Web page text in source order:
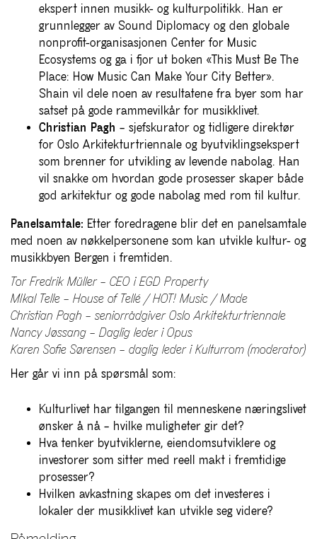
ekspert innen musikk- og kulturpolitikk. Han er
grunnlegger av Sound Diplomacy og den globale
nonprofit-organisasjonen Center for Music
Ecosystems og ga i fjor ut boken «This Must Be The
Place: How Music Can Make Your City Better».
Shain vil dele noen av resultatene fra byer som har
satset på gode rammevilkår for musikklivet.
Christian Pagh – sjefskurator og tidligere direktør
for Oslo Arkitekturtriennale og byutviklingsekspert
som brenner for utvikling av levende nabolag. Han
vil snakke om hvordan gode prosesser skaper både
god arkitektur og gode nabolag med rom til kultur.
Panelsamtale: Etter foredragene blir det en panelsamtale
med noen av nøkkelpersonene som kan utvikle kultur- og
musikkbyen Bergen i fremtiden.
Tor Fredrik Müller – CEO i EGD Property
MIkal Telle – House of Tellé / HOT! Music / Made
Christian Pagh – seniorrådgiver Oslo Arkitekturtriennale
Nancy Jøssang – Daglig leder i Opus
Karen Sofie Sørensen – daglig leder i Kulturrom (moderator)
Her går vi inn på spørsmål som:
Kulturlivet har tilgangen til menneskene næringslivet
ønsker å nå – hvilke muligheter gir det?
Hva tenker byutviklerne, eiendomsutviklere og
investorer som sitter med reell makt i fremtidige
prosesser?
Hvilken avkastning skapes om det investeres i
lokaler der musikklivet kan utvikle seg videre?